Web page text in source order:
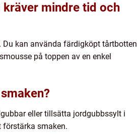
kräver mindre tid och
kan använda färdigköpt tårtbotten
på toppen av en enkel
eller tillsätta jordgubbssylt i
förstärka smaken.